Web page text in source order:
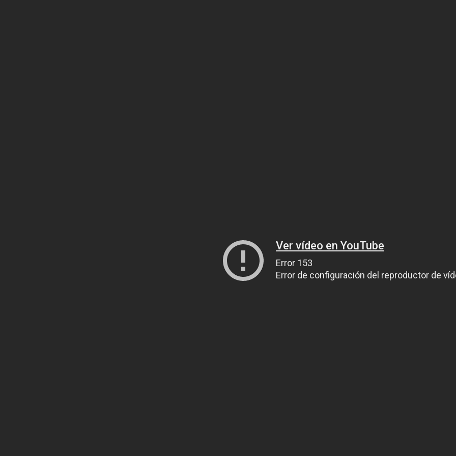
Ver vídeo en YouTube
Error 153
Error de configuración del reproductor de